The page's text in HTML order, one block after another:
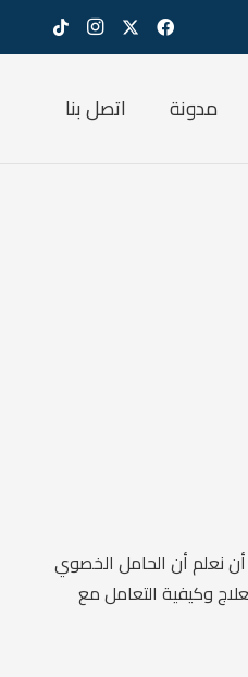
مدونة اتصل بنا
نعلم أن الحامل الخصوي
وكيفية التعامل مع